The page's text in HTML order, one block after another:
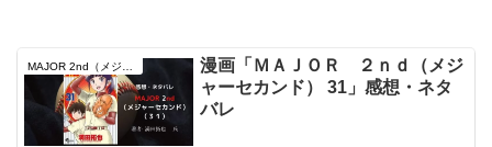
MAJOR 2nd（メジャーセカンド）
漫画「ＭＡＪＯＲ ２ｎｄ（メジ
ャーセカンド） 31」感想・ネタ
バレ